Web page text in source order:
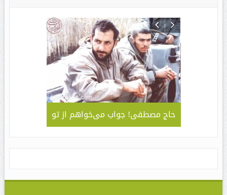
جلوه
سبک و
حاج مصطفی! جواب می‌خواهم از تو
– کاربردی
مهدی ” /
مراسم